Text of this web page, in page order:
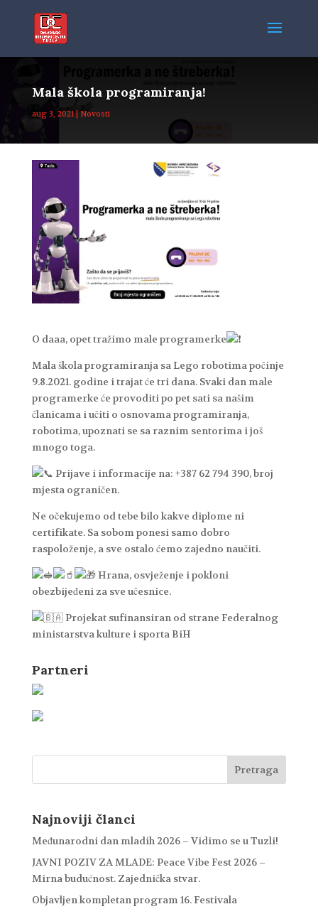
Mala škola programiranja!
aug 3, 2021| Novosti
O daaa, opet tražimo male programerke
Mala škola programiranja sa Lego robotima počinje
9.8.2021. godine i trajat će tri dana. Svaki dan male
programerke će provoditi po pet sati sa našim
članicama i učiti o osnovama programiranja,
robotima, upoznati se sa raznim sentorima i još
mnogo toga.
Prijave i informacije na: +387 62 794 390, broj
mjesta ograničen.
Ne očekujemo od tebe bilo kakve diplome ni
certifikate. Sa sobom ponesi samo dobro
raspoloženje, a sve ostalo ćemo zajedno naučiti.
Hrana, osvježenje i pokloni
obezbijeđeni za sve učesnice.
Projekat sufinansiran od strane Federalnog
ministarstva kulture i sporta BiH
Partneri
Najnoviji članci
Međunarodni dan mladih 2026 – Vidimo se u Tuzli!
JAVNI POZIV ZA MLADE: Peace Vibe Fest 2026 –
Mirna budućnost. Zajednička stvar.
Objavljen kompletan program 16. Festivala